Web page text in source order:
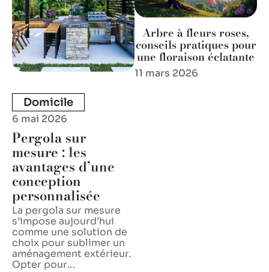
Domicile
6 mai 2026
Pergola sur
mesure : les
avantages d’une
conception
personnalisée
La pergola sur mesure
s’impose aujourd’hui
comme une solution de
choix pour sublimer un
aménagement extérieur.
Opter pour…
Arbre à fleurs roses,
conseils pratiques pour
une floraison éclatante
11 mars 2026